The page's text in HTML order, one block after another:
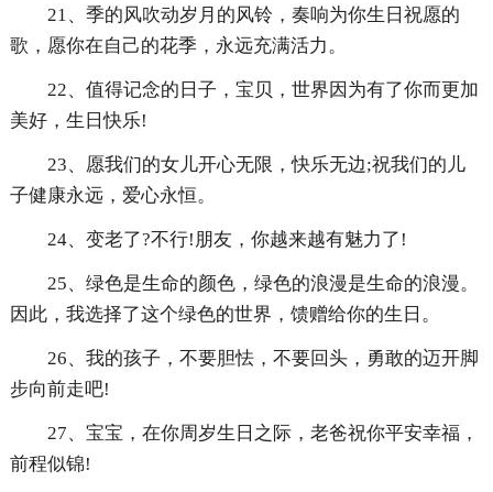
21、季的风吹动岁月的风铃，奏响为你生日祝愿的
歌，愿你在自己的花季，永远充满活力。
22、值得记念的日子，宝贝，世界因为有了你而更加
美好，生日快乐!
23、愿我们的女儿开心无限，快乐无边;祝我们的儿
子健康永远，爱心永恒。
24、变老了?不行!朋友，你越来越有魅力了!
25、绿色是生命的颜色，绿色的浪漫是生命的浪漫。
因此，我选择了这个绿色的世界，馈赠给你的生日。
26、我的孩子，不要胆怯，不要回头，勇敢的迈开脚
步向前走吧!
27、宝宝，在你周岁生日之际，老爸祝你平安幸福，
前程似锦!